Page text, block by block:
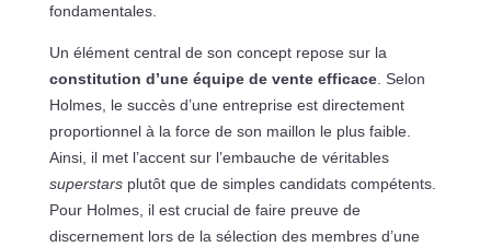
fondamentales.
Un élément central de son concept repose sur la
constitution d’une équipe de vente efficace. Selon
Holmes, le succès d’une entreprise est directement
proportionnel à la force de son maillon le plus faible.
Ainsi, il met l’accent sur l’embauche de véritables
superstarsplutôt que de simples candidats compétents.
Pour Holmes, il est crucial de faire preuve de
discernement lors de la sélection des membres d’une